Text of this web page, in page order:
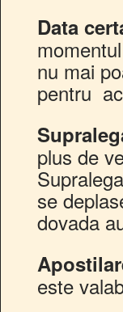
Data
nu mai
pentru
plus de
se
dovada
este